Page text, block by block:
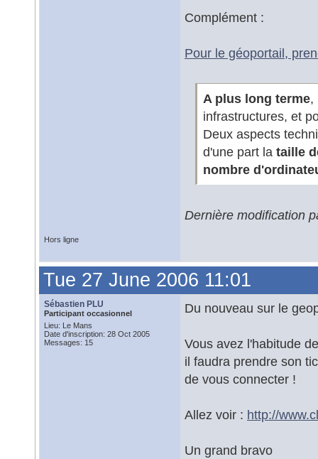
Complément :
Pour le géoportail,
A plus long terme,
infrastructures, et
Deux aspects
d'une part la taille
nombre
Dernière modification
Hors ligne
Tue 27 June 2006 11:01
Sébastien PLU
Participant occasionnel
Lieu: Le Mans
Date d'inscription: 28 Oct 2005
Messages: 15
Du nouveau sur le
Vous avez l'habitude
il faudra prendre son
de vous connecter !
Allez voir : http://
Un grand bravo